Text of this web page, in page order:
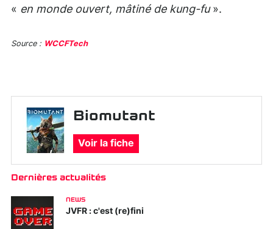
« en monde ouvert, mâtiné de kung-fu ».
Source : WCCFTech
Biomutant
Voir la fiche
Dernières actualités
NEWS
JVFR : c'est (re)fini